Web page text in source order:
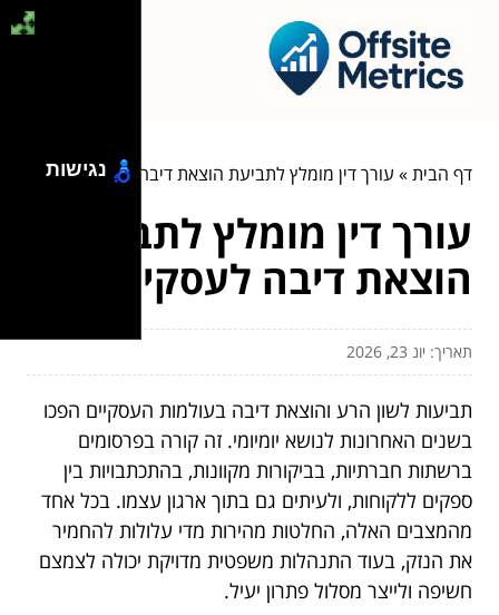
דף הבית» עורך דין מומלץ לתביעת הוצאת דיבה לעסקים
עורך דין מומלץ לתביעת
הוצאת דיבה לעסקים
תאריך: יונ 23, 2026
תביעות לשון הרע והוצאת דיבה בעולמות העסקיים הפכו
בשנים האחרונות לנושא יומיומי. זה קורה בפרסומים
ברשתות חברתיות, בביקורות מקוונות, בהתכתבויות בין
ספקים ללקוחות, ולעיתים גם בתוך ארגון עצמו. בכל אחד
מהמצבים האלה, החלטות מהירות מדי עלולות להחמיר
את הנזק, בעוד התנהלות משפטית מדויקת יכולה לצמצם
חשיפה ולייצר מסלול פתרון יעיל.
נגישות